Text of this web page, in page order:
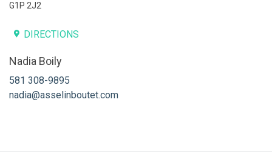
G1P 2J2
DIRECTIONS
Nadia Boily
581 308-9895
nadia@asselinboutet.com